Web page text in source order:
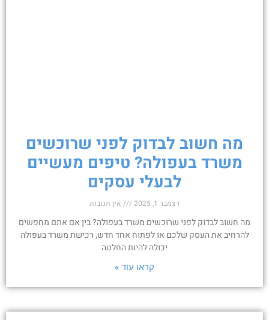
מה חשוב לבדוק לפני שרוכשים
משרד בעפולה? טיפים מעשיים
לבעלי עסקים
דצמבר 1, 2025 אין תגובות
מה חשוב לבדוק לפני שרוכשים משרד בעפולה? בין אם אתם מחפשים
להרחיב את העסק שלכם או לפתוח אחד חדש, רכישת משרד בעפולה
יכולה להיות החלטה
קראו עוד »